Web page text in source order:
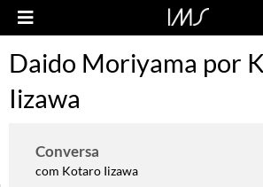
Daido Moriyama por
Iizawa
Conversa
com Kotaro Iizawa